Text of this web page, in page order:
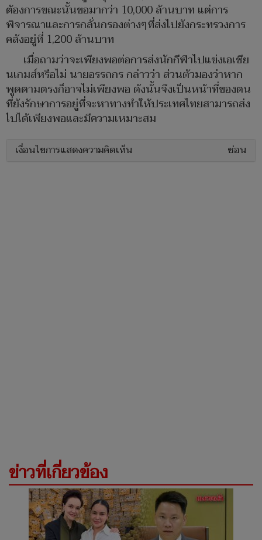
ต้องการขณะนั้นขอมากว่า 10,000 ล้านบาท แต่การ
พิจารณาและการกลั่นกรองต่างๆที่ส่งไปยังกระทรวงการ
คลังอยู่ที่ 1,200 ล้านบาท
เมื่อถามว่าจะเพียงพอต่อการส่งนักกีฬาไปแข่งเอเชีย
นเกมส์หรือไม่ นายอรรถกร กล่าวว่า ส่วนตัวมองว่าหาก
พูดตามตรงก็อาจไม่เพียงพอ ดังนั้นจึงเป็นหน้าที่ของตน
ที่ยังรักษาการอยู่ที่จะหาทางทำให้ประเทศไทยสามารถส่ง
ไปได้เพียงพอและมีความเหมาะสม
เงื่อนไขการแสดงความคิดเห็น ซ่อน
ข่าวที่เกี่ยวข้อง